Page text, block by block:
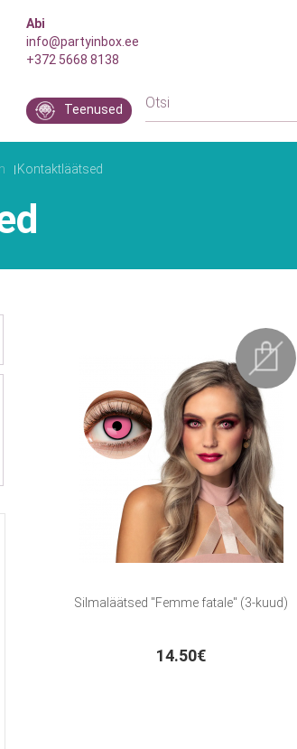
Abi
info@partyinbox.ee
+372 5668 8138
Teenused
Kontaktläätsed
Silmaläätsed "Femme fatale" (3-kuud)
14.50€